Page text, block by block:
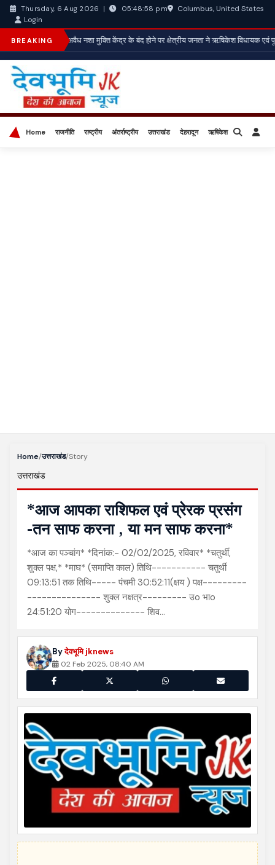
Thursday, 6 Aug 2026 | 05:48:59 pm
Columbus, United States
Login
BREAKING *अवैध नशा मुक्ति केंद्र के बंद होने पर क्षेत्रीय जनता ने ऋषिकेश विधायक एवं
Home राजनीति राष्ट्रीय अंतर्राष्ट्रीय उत्तराखंड देहरादून ऋषिकेश बिज़नेस
Home/उत्तराखंड/Story
उत्तराखंड
*आज आपका राशिफल एवं प्रेरक प्रसंग
-तन साफ करना , या मन साफ करना*
*आज का पञ्चांग* *दिनांक:- 02/02/2025, रविवार* *चतुर्थी,
शुक्ल पक्ष,* *माघ* (समाप्ति काल) तिथि----------- चतुर्थी
09:13:51 तक तिथि----- पंचमी 30:52:11(क्षय ) पक्ष---------
--------------- शुक्ल नक्षत्र--------- उo भाo
24:51:20 योग-------------- शिव…
Byदेवभूमि jknews
02 Feb 2025, 08:40 AM